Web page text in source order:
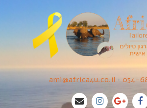
054-
•
ami@africa4u.co.il